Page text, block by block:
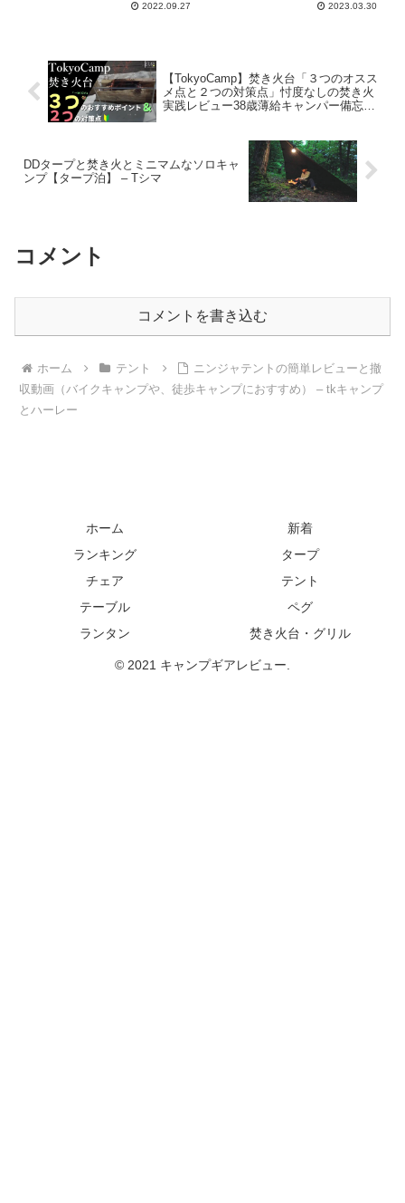
2022.09.27 2023.03.30
【TokyoCamp】焚き火台「３つのオスス
メ点と２つの対策点」忖度なしの焚き火
実践レビュー38歳薄給キャンパー備忘
DDタープと焚き火とミニマムなソロキャ
ンプ【タープ泊】 – Tシマ
コメント
コメントを書き込む
ホーム テント
ニンジャテントの簡単レビューと撤
収動画（バイクキャンプや、徒歩キャンプにおすすめ） – tkキャンプ
とハーレー
ホーム
新着
ランキング
タープ
チェア
テント
テーブル
ペグ
ランタン
焚き火台・グリル
© 2021 キャンプギアレビュー.